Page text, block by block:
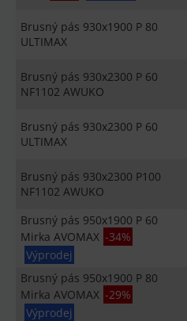
Brusný pás 930x1900 P 80
ULTIMAX
Brusný pás 930x2300 P 60
NF1102 AWUKO
Brusný pás 930x2300 P 60
ULTIMAX
Brusný pás 930x2300 P100
NF1102 AWUKO
Brusný pás 950x1900 P 60
Mirka AVOMAX -34%
Výprodej
Brusný pás 950x1900 P 80
Mirka AVOMAX -29%
Výprodej